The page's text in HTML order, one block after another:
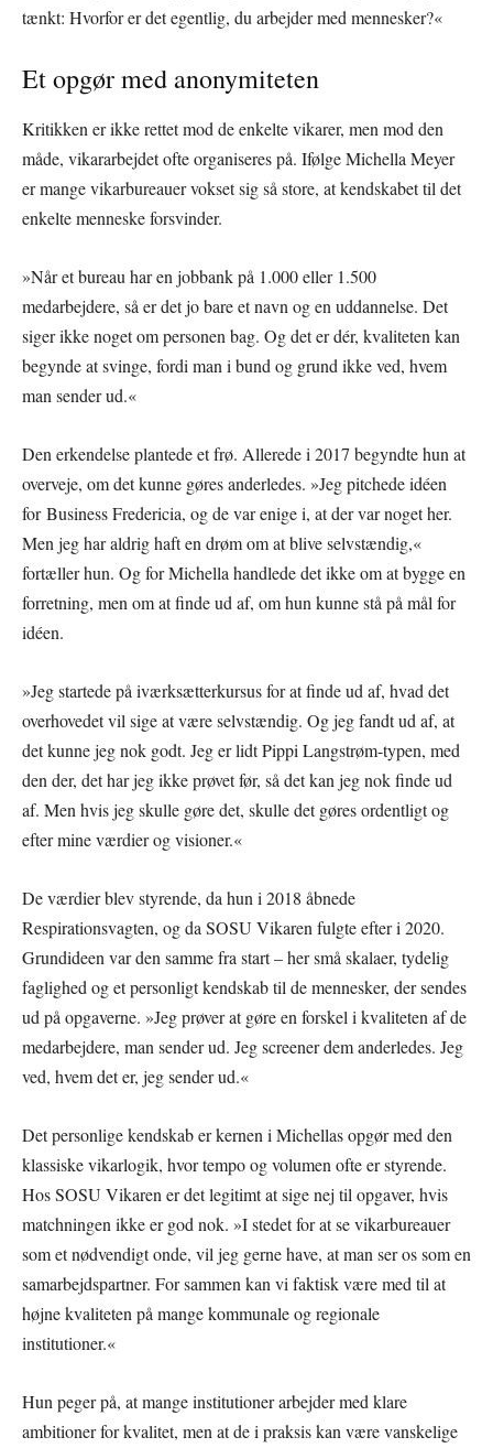
tænkt: Hvorfor er det egentlig, du arbejder med mennesker?«
Et opgør med anonymiteten
Kritikken er ikke rettet mod de enkelte vikarer, men mod den
måde, vikararbejdet ofte organiseres på. Ifølge Michella Meyer
er mange vikarbureauer vokset sig så store, at kendskabet til det
enkelte menneske forsvinder.
»Når et bureau har en jobbank på 1.000 eller 1.500
medarbejdere, så er det jo bare et navn og en uddannelse. Det
siger ikke noget om personen bag. Og det er dér, kvaliteten kan
begynde at svinge, fordi man i bund og grund ikke ved, hvem
man sender ud.«
Den erkendelse plantede et frø. Allerede i 2017 begyndte hun at
overveje, om det kunne gøres anderledes. »Jeg pitchede idéen
for Business Fredericia, og de var enige i, at der var noget her.
Men jeg har aldrig haft en drøm om at blive selvstændig,«
fortæller hun. Og for Michella handlede det ikke om at bygge en
forretning, men om at finde ud af, om hun kunne stå på mål for
idéen.
»Jeg startede på iværksætterkursus for at finde ud af, hvad det
overhovedet vil sige at være selvstændig. Og jeg fandt ud af, at
det kunne jeg nok godt. Jeg er lidt Pippi Langstrøm-typen, med
den der, det har jeg ikke prøvet før, så det kan jeg nok finde ud
af. Men hvis jeg skulle gøre det, skulle det gøres ordentligt og
efter mine værdier og visioner.«
De værdier blev styrende, da hun i 2018 åbnede
Respirationsvagten, og da SOSU Vikaren fulgte efter i 2020.
Grundideen var den samme fra start – her små skalaer, tydelig
faglighed og et personligt kendskab til de mennesker, der sendes
ud på opgaverne. »Jeg prøver at gøre en forskel i kvaliteten af de
medarbejdere, man sender ud. Jeg screener dem anderledes. Jeg
ved, hvem det er, jeg sender ud.«
Det personlige kendskab er kernen i Michellas opgør med den
klassiske vikarlogik, hvor tempo og volumen ofte er styrende.
Hos SOSU Vikaren er det legitimt at sige nej til opgaver, hvis
matchningen ikke er god nok. »I stedet for at se vikarbureauer
som et nødvendigt onde, vil jeg gerne have, at man ser os som en
samarbejdspartner. For sammen kan vi faktisk være med til at
højne kvaliteten på mange kommunale og regionale
institutioner.«
Hun peger på, at mange institutioner arbejder med klare
ambitioner for kvalitet, men at de i praksis kan være vanskelige